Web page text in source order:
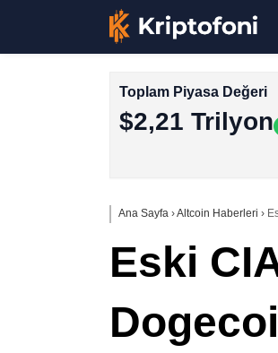
Toplam Piyasa Değeri
$2,21 Trilyon
Ana Sayfa ›Altcoin Haberleri ›
Eski